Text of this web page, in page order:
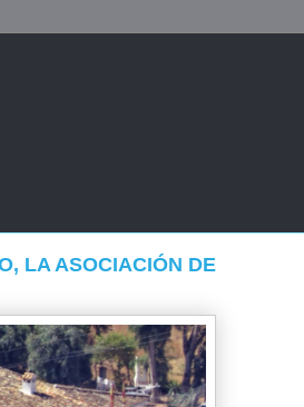
LA ASOCIACIÓN DE